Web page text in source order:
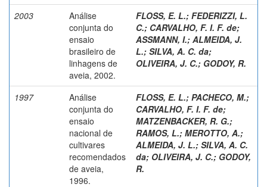
2003
Análise
conjunta do
ensaio
brasileiro de
linhagens de
aveia, 2002.
FLOSS, E. L.; FEDERIZZI, L.
C.; CARVALHO, F. I. F. de;
ASSMANN, I.; ALMEIDA, J.
L.; SILVA, A. C. da;
OLIVEIRA, J. C.; GODOY, R.
1997
Análise
conjunta do
ensaio
nacional de
cultivares
recomendados
de aveia,
1996.
FLOSS, E. L.; PACHECO, M.;
CARVALHO, F. I. F. de;
MATZENBACKER, R. G.;
RAMOS, L.; MEROTTO, A.;
ALMEIDA, J. L.; SILVA, A. C.
da; OLIVEIRA, J. C.; GODOY,
R.